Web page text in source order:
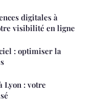
digitales à
visibilité en ligne
: optimiser la
Lyon : votre